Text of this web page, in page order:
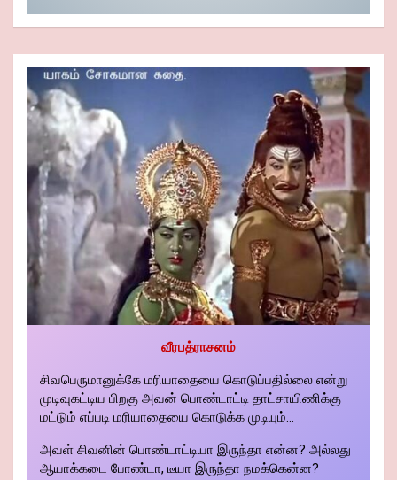
வீரபத்ராசனம்
சிவபெருமானுக்கே மரியாதையை கொடுப்பதில்லை என்று
முடிவுகட்டிய பிறகு அவன் பொண்டாட்டி தாட்சாயிணிக்கு
மட்டும் எப்படி மரியாதையை கொடுக்க முடியும்...
அவள் சிவனின் பொண்டாட்டியா இருந்தா என்ன? அல்லது
ஆயாக்கடை போண்டா, டீயா இருந்தா நமக்கென்ன?